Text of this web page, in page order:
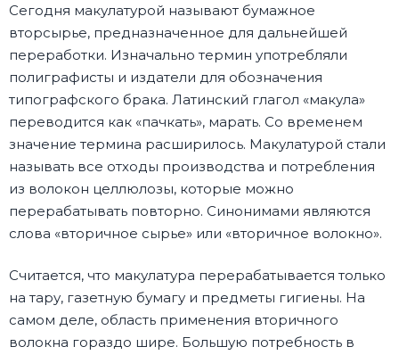
Сегодня макулатурой называют бумажное
вторсырье, предназначенное для дальнейшей
переработки. Изначально термин употребляли
полиграфисты и издатели для обозначения
типографского брака. Латинский глагол «макула»
переводится как «пачкать», марать. Со временем
значение термина расширилось. Макулатурой стали
называть все отходы производства и потребления
из волокон целлюлозы, которые можно
перерабатывать повторно. Синонимами являются
слова «вторичное сырье» или «вторичное волокно».
Считается, что макулатура перерабатывается только
на тару, газетную бумагу и предметы гигиены. На
самом деле, область применения вторичного
волокна гораздо шире. Большую потребность в